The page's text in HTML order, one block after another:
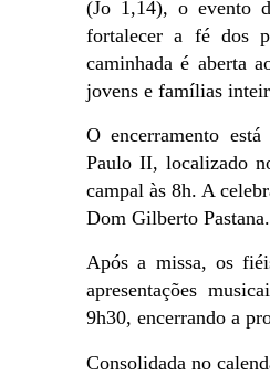
(Jo 1,14), o evento
fortalecer a fé dos
caminhada é aberta
jovens e famílias
O encerramento
Paulo II, localizado
campal às 8h. A
Dom Gilberto Pastana.
Após a missa, os
apresentações
9h30, encerrando a
Consolidada no